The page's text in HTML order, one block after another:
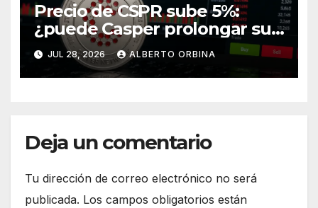
Precio de CSPR sube 5%:
¿puede Casper prolongar su
recuperación?
JUL 28, 2026 ALBERTO ORBINA
Deja un comentario
Tu dirección de correo electrónico no será
publicada. Los campos obligatorios están